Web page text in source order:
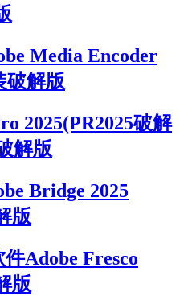
Media Encoder
破解版
2025(PR2025破解
解版
Bridge 2025
版
Adobe Fresco
版